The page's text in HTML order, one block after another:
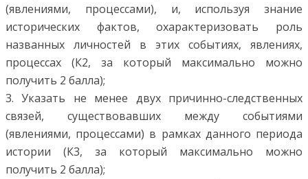
(явлениями, процессами), и, используя знание
исторических фактов, охарактеризовать роль
названных личностей в этих событиях, явлениях,
процессах (К2, за который максимально можно
получить 2 балла);
3. Указать не менее двух причинно-следственных
связей, существовавших между событиями
(явлениями, процессами) в рамках данного периода
истории (К3, за который максимально можно
получить 2 балла);